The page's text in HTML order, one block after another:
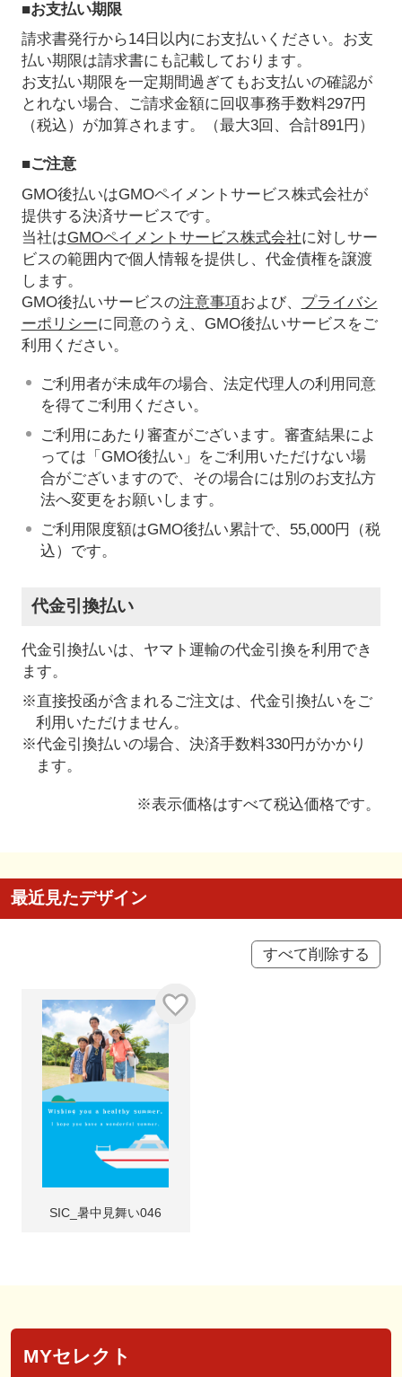
■お支払い期限
請求書発行から14日以内にお支払いください。お支
払い期限は請求書にも記載しております。
お支払い期限を一定期間過ぎてもお支払いの確認が
とれない場合、ご請求金額に回収事務手数料297円
（税込）が加算されます。（最大3回、合計891円）
■ご注意
GMO後払いはGMOペイメントサービス株式会社が
提供する決済サービスです。
当社はGMOペイメントサービス株式会社に対しサー
ビスの範囲内で個人情報を提供し、代金債権を譲渡
します。
GMO後払いサービスの注意事項および、 プライバシ
ーポリシーに同意のうえ、GMO後払いサービスをご
利用ください。
ご利用者が未成年の場合、法定代理人の利用同意
を得てご利用ください。
ご利用にあたり審査がございます。審査結果によ
っては「GMO後払い」をご利用いただけない場
合がございますので、その場合には別のお支払方
法へ変更をお願いします。
ご利用限度額はGMO後払い累計で、55,000円（税
込）です。
代金引換払い
代金引換払いは、ヤマト運輸の代金引換を利用でき
ます。
※直接投函が含まれるご注文は、代金引換払いをご
利用いただけません。
※代金引換払いの場合、決済手数料330円がかかり
ます。
※表示価格はすべて税込価格です。
最近見たデザイン
すべて削除する
SIC_暑中見舞い046
MYセレクト